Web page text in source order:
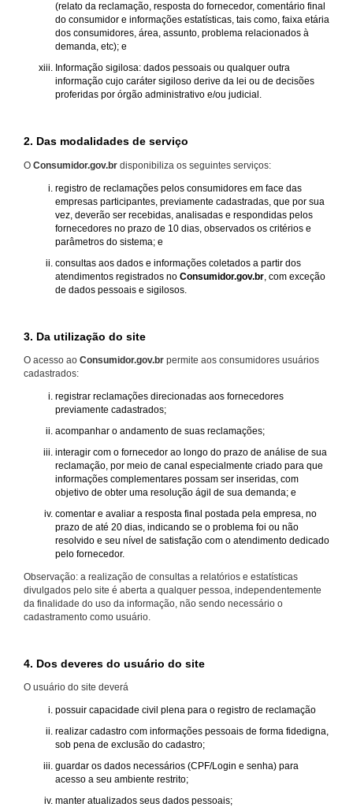
(relato da reclamação, resposta do fornecedor, comentário final
do consumidor e informações estatísticas, tais como, faixa etária
dos consumidores, área, assunto, problema relacionados à
demanda, etc); e
Informação sigilosa: dados pessoais ou qualquer outra
informação cujo caráter sigiloso derive da lei ou de decisões
proferidas por órgão administrativo e/ou judicial.
2. Das modalidades de serviço
O Consumidor.gov.br disponibiliza os seguintes serviços:
registro de reclamações pelos consumidores em face das
empresas participantes, previamente cadastradas, que por sua
vez, deverão ser recebidas, analisadas e respondidas pelos
fornecedores no prazo de 10 dias, observados os critérios e
parâmetros do sistema; e
consultas aos dados e informações coletados a partir dos
atendimentos registrados no Consumidor.gov.br , com exceção
de dados pessoais e sigilosos.
3. Da utilização do site
O acesso ao Consumidor.gov.br permite aos consumidores usuários
cadastrados:
registrar reclamações direcionadas aos fornecedores
previamente cadastrados;
acompanhar o andamento de suas reclamações;
interagir com o fornecedor ao longo do prazo de análise de sua
reclamação, por meio de canal especialmente criado para que
informações complementares possam ser inseridas, com
objetivo de obter uma resolução ágil de sua demanda; e
comentar e avaliar a resposta final postada pela empresa, no
prazo de até 20 dias, indicando se o problema foi ou não
resolvido e seu nível de satisfação com o atendimento dedicado
pelo fornecedor.
Observação: a realização de consultas a relatórios e estatísticas
divulgados pelo site é aberta a qualquer pessoa, independentemente
da finalidade do uso da informação, não sendo necessário o
cadastramento como usuário.
4. Dos deveres do usuário do site
O usuário do site deverá
possuir capacidade civil plena para o registro de reclamação
realizar cadastro com informações pessoais de forma fidedigna,
sob pena de exclusão do cadastro;
guardar os dados necessários (CPF/Login e senha) para
acesso a seu ambiente restrito;
manter atualizados seus dados pessoais;